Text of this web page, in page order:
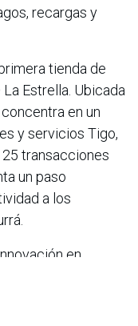
recargas y
tienda de
Estrella. Ubicada
en un
y servicios Tigo,
transacciones
un paso
a los
en